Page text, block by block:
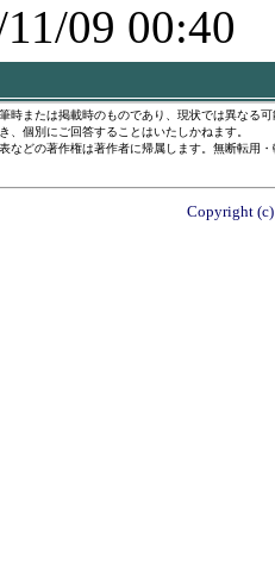
09 00:40
時または掲載時のものであり、現状では異なる
、個別にご回答することはいたしかねます。
などの著作権は著作者に帰属します。無断転用
Copyright (c)